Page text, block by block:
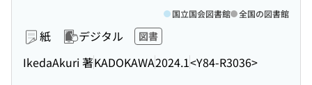
紙 デジタル 図書
IkedaAkuri 著KADOKAWA2024.1<Y84-R3036>
国立国会図書館 全国の図書館